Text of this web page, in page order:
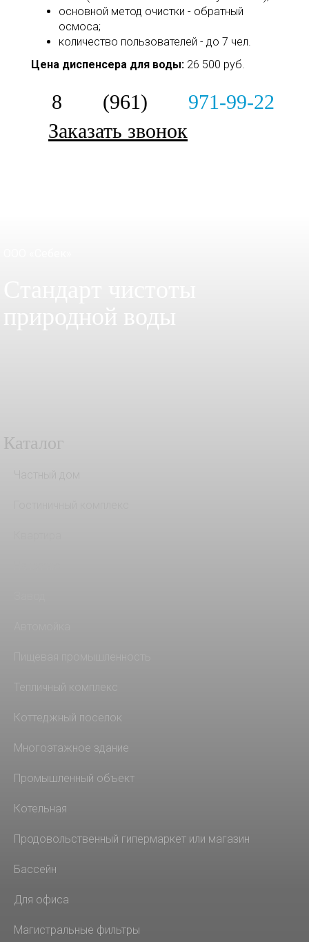
основной метод очистки - обратный
осмоса;
​​​​​​​количество пользователей - до 7 чел.
Цена диспенсера для воды: 26 500 руб.
8 (961) 971-99-22
Заказать звонок
природной воды
Каталог
Тепличный комплекс
Коттеджный поселок
Многоэтажное здание
Промышленный объект
Котельная
Продовольственный гипермаркет или магазин
Бассейн
Для офиса
Магистральные фильтры